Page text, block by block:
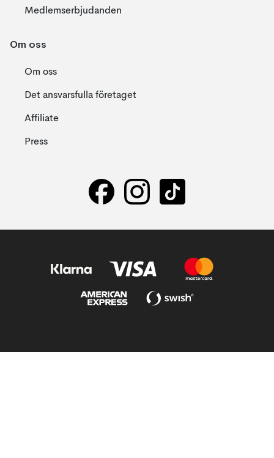
Medlemserbjudanden
Om oss
Om oss
Det ansvarsfulla företaget
Affiliate
Press